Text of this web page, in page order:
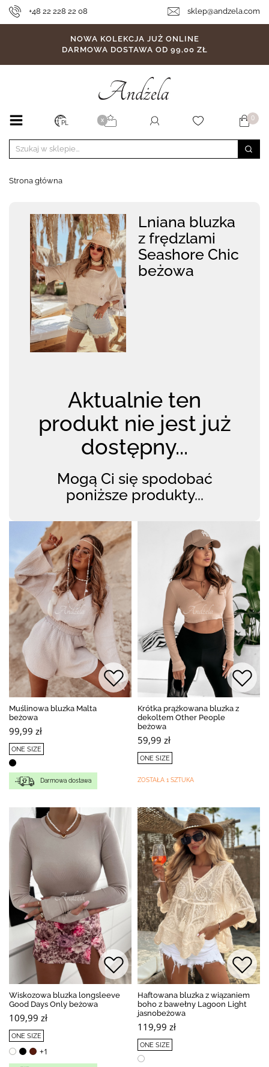
+48 22 228 22 08 sklep@andzela.com
NOWA KOLEKCJA JUŻ ONLINE
DARMOWA DOSTAWA OD 99,00 ZŁ
PL X 0
Strona główna
Lniana bluzka
z frędzlami
Seashore Chic
beżowa
Aktualnie ten
produkt nie jest już
dostępny...
Mogą Ci się spodobać
poniższe produkty...
Muślinowa bluzka Malta
beżowa
99,99 zł
ONE SIZE
Darmowa dostawa
Krótka prążkowana bluzka z
dekoltem Other People
beżowa
59,99 zł
ONE SIZE
ZOSTAŁA 1 SZTUKA
Wiskozowa bluzka longsleeve
Good Days Only beżowa
109,99 zł
ONE SIZE
+1
Haftowana bluzka z wiązaniem
boho z bawełny Lagoon Light
jasnobeżowa
119,99 zł
ONE SIZE